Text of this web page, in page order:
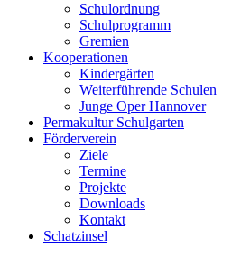
Schulordnung
Schulprogramm
Gremien
Kooperationen
Kindergärten
Weiterführende Schulen
Junge Oper Hannover
Permakultur Schulgarten
Förderverein
Ziele
Termine
Projekte
Downloads
Kontakt
Schatzinsel